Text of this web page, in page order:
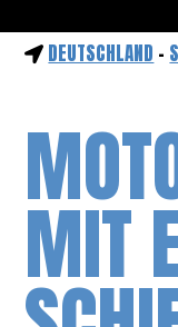
DEUTSCHLAND -
MIT